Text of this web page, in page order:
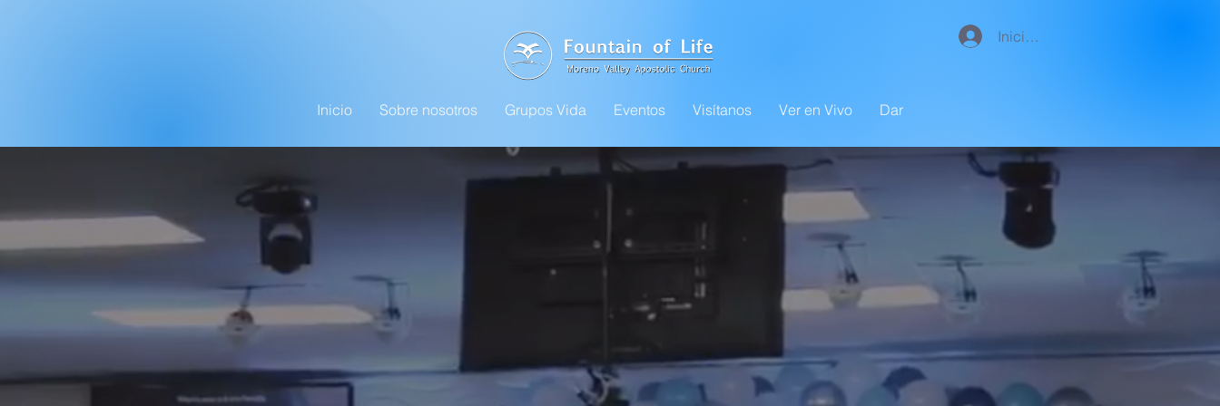
Iniciar sesión
Inicio Sobre nosotros Grupos Vida Eventos Visítanos Ver en Vivo Dar